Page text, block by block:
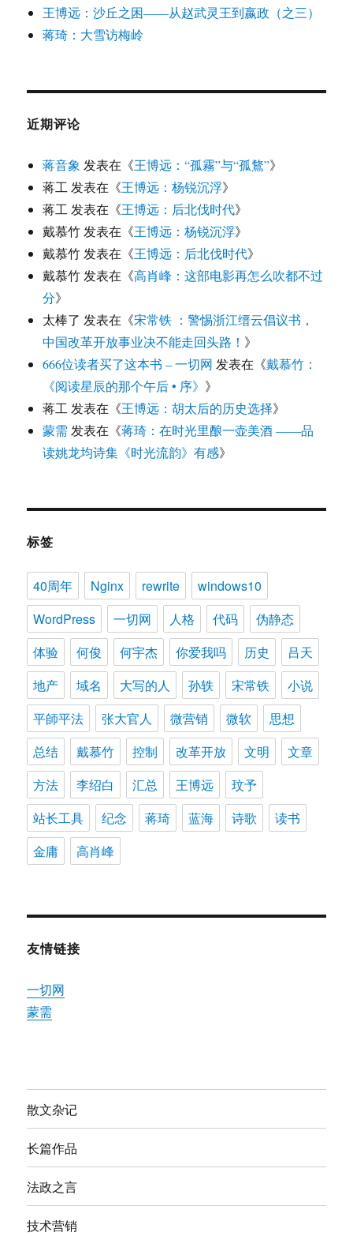
王博远：沙丘之困——从赵武灵王到嬴政（之三）
蒋琦：大雪访梅岭
近期评论
蒋音象 发表在《王博远：“孤霧”与“孤鶩”》
蒋工 发表在《王博远：杨锐沉浮》
蒋工 发表在《王博远：后北伐时代》
戴慕竹 发表在《王博远：杨锐沉浮》
戴慕竹 发表在《王博远：后北伐时代》
戴慕竹 发表在《高肖峰：这部电影再怎么吹都不过
分》
太棒了 发表在《宋常铁 ：警惕浙江缙云倡议书，
中国改革开放事业决不能走回头路！ 》
666位读者买了这本书 – 一切网 发表在《戴慕竹：
《阅读星辰的那个午后 • 序》 》
蒋工 发表在《王博远：胡太后的历史选择》
蒙需 发表在《蒋琦：在时光里酿一壶美酒 ——品
读姚龙均诗集《时光流韵》有感》
标签
40周年 Nginx rewrite
windows10
WordPress
一切网 人格 代码
伪静态
体验
何俊 何宇杰 你爱我吗 历史
吕天
地产
域名 大写的人 孙轶 宋常铁
小说
平師平法
张大官人 微营销 微软
思想
总结
戴慕竹 控制 改革开放 文明
文章
方法
李绍白 汇总 王博远
玟予
站长工具
纪念 蒋琦 蓝海 诗歌
读书
金庸
高肖峰
友情链接
一切网
蒙需
散文杂记
长篇作品
法政之言
技术营销